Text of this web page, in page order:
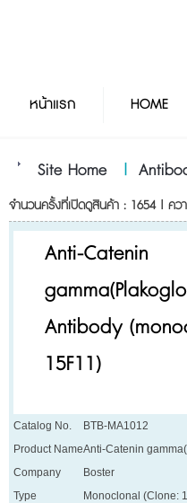
หน้าแรก HOME
Site Home |
จำนวนครั้งที่เปิดดูสินค้า : 1654 | คว
Anti-Catenin
Antibody
15F11)
Catalog No.
BTB-MA1012
Product NameAnti-Catenin
Company
Boster
Type
Monoclonal (Clone: